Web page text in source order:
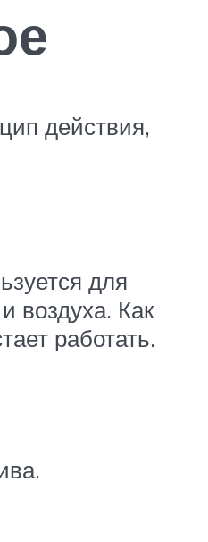
действия,
для
воздуха. Как
работать.